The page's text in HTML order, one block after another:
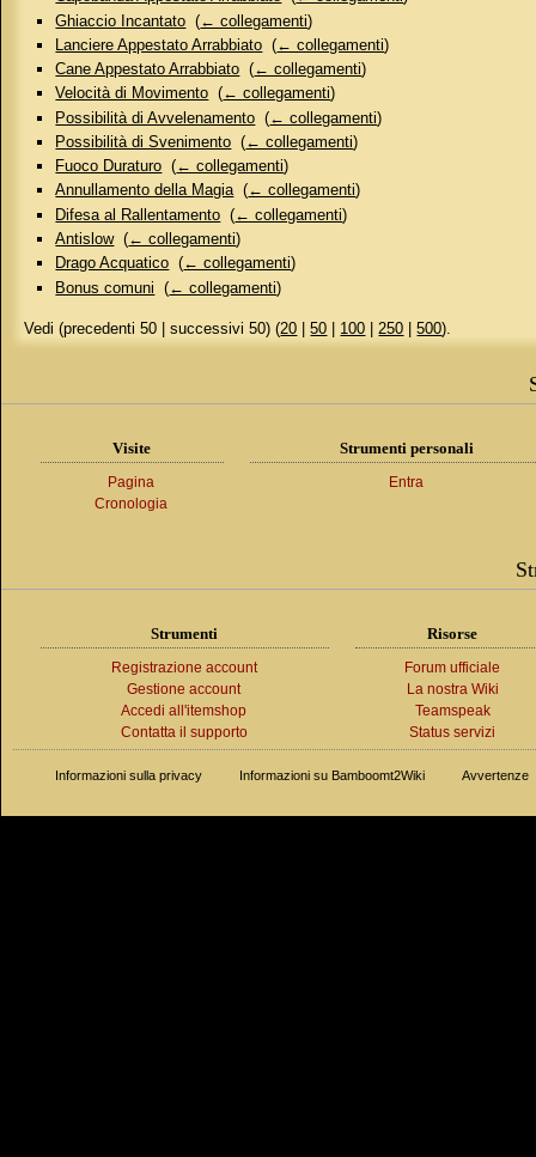
Ghiaccio Incantato ‎(← collegamenti)
Lanciere Appestato Arrabbiato ‎(← collegamenti)
Cane Appestato Arrabbiato ‎(← collegamenti)
Velocità di Movimento ‎(← collegamenti)
Possibilità di Avvelenamento ‎(← collegamenti)
Possibilità di Svenimento ‎(← collegamenti)
Fuoco Duraturo ‎(← collegamenti)
Annullamento della Magia‎(← collegamenti)
Difesa al Rallentamento ‎(← collegamenti)
Antislow‎(← collegamenti)
Drago Acquatico ‎(← collegamenti)
Bonus comuni ‎(← collegamenti)
Vedi (precedenti 50 | successivi 50) (20 |50 100 |250 |500).
Visite
Pagina
Cronologia
Strumenti personali
Entra
Strumenti
Registrazione account
Gestione account
Accedi all'itemshop
Contatta il supporto
Risorse
Forum ufficiale
La nostra Wiki
Teamspeak
Status servizi
Informazioni sulla privacy Informazioni su Bamboomt2Wiki Avvertenze